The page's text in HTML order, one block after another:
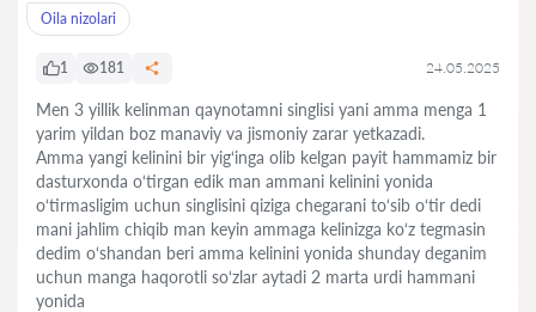
Oila nizolari
1 181 24.05.2025
Men 3 yillik kelinman qaynotamni singlisi yani amma menga 1
yarim yildan boz manaviy va jismoniy zarar yetkazadi.
Amma yangi kelinini bir yig‘inga olib kelgan payit hammamiz bir
dasturxonda o‘tirgan edik man ammani kelinini yonida
o‘tirmasligim uchun singlisini qiziga chegarani to‘sib o‘tir dedi
mani jahlim chiqib man keyin ammaga kelinizga ko‘z tegmasin
dedim o‘shandan beri amma kelinini yonida shunday deganim
uchun manga haqorotli so‘zlar aytadi 2 marta urdi hammani
yonida